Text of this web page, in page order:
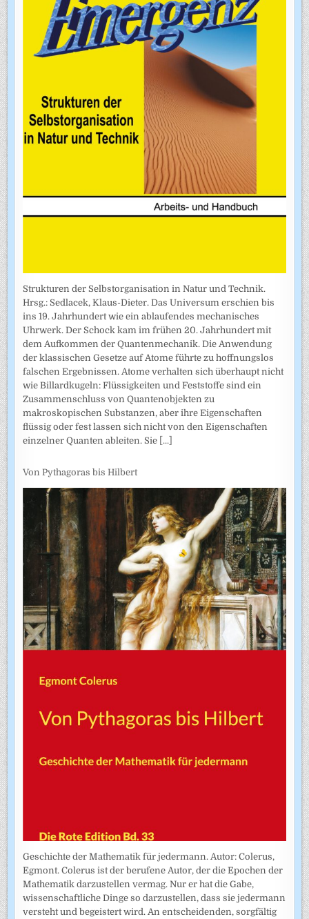
Strukturen der Selbstorganisation in Natur und Technik.
Hrsg.: Sedlacek, Klaus-Dieter. Das Universum erschien bis
ins 19. Jahrhundert wie ein ablaufendes mechanisches
Uhrwerk. Der Schock kam im frühen 20. Jahrhundert mit
dem Aufkommen der Quantenmechanik. Die Anwendung
der klassischen Gesetze auf Atome führte zu hoffnungslos
falschen Ergebnissen. Atome verhalten sich überhaupt nicht
wie Billardkugeln: Flüssigkeiten und Feststoffe sind ein
Zusammenschluss von Quantenobjekten zu
makroskopischen Substanzen, aber ihre Eigenschaften
flüssig oder fest lassen sich nicht von den Eigenschaften
einzelner Quanten ableiten. Sie [...]
Von Pythagoras bis Hilbert
Geschichte der Mathematik für jedermann. Autor: Colerus,
Egmont. Colerus ist der berufene Autor, der die Epochen der
Mathematik darzustellen vermag. Nur er hat die Gabe,
wissenschaftliche Dinge so darzustellen, dass sie jedermann
versteht und begeistert wird. An entscheidenden, sorgfältig